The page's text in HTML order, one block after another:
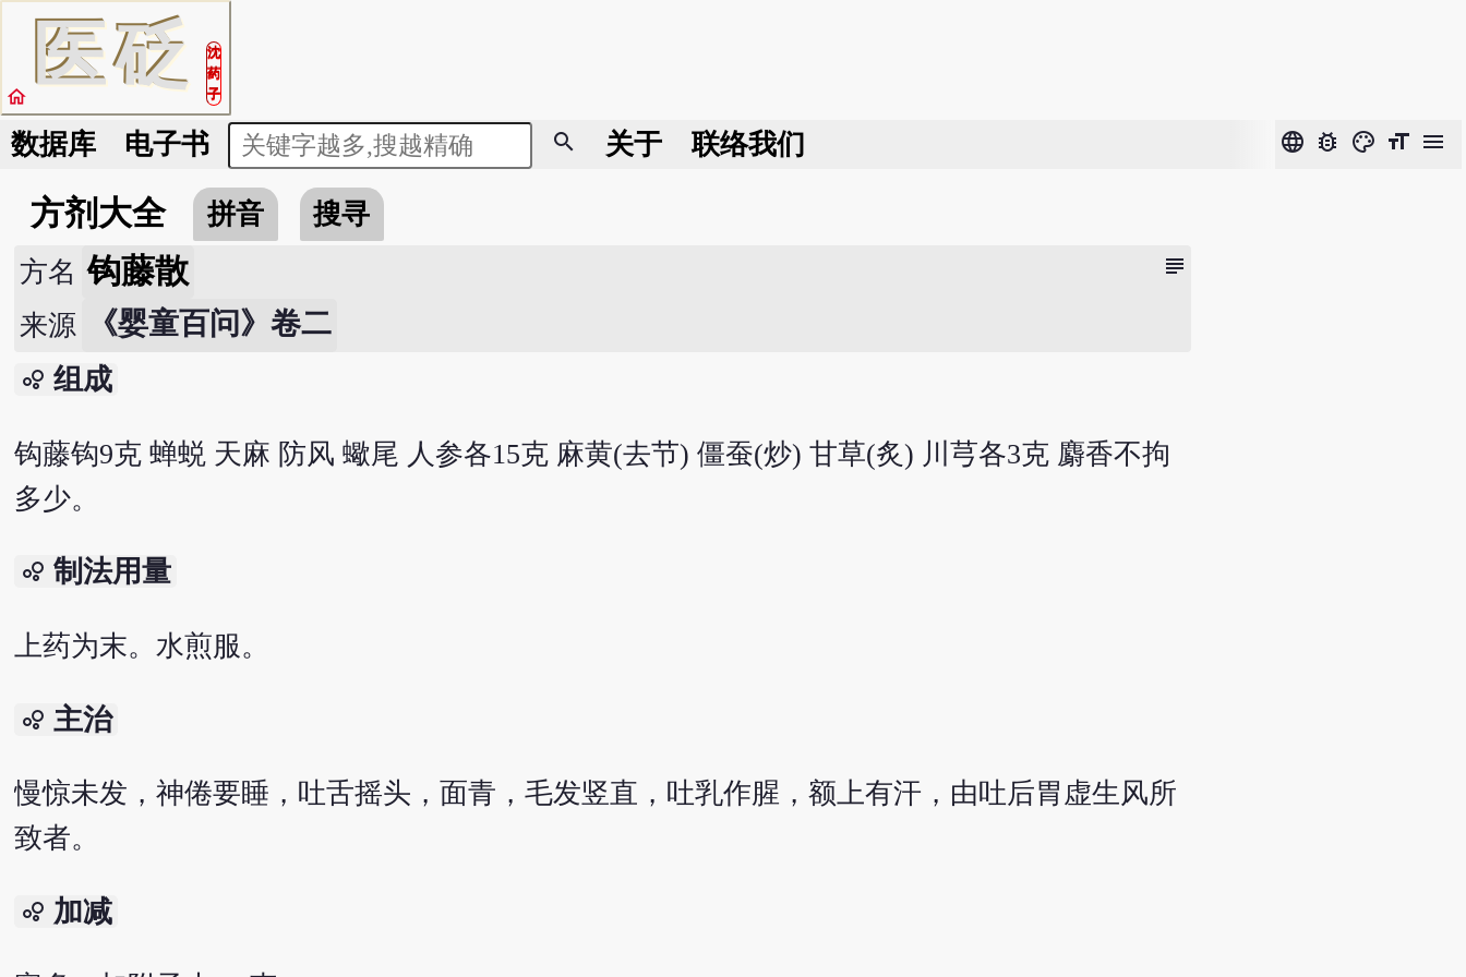
医砭
沈
药
子
home
数据库 电子书 search 关于 联络我们 language bug_report color_lens format_size menu
方剂大全 拼音 搜寻
subject
方名 钩藤散
来源 《婴童百问》卷二
bubble_chart 组成
钩藤钩9克 蝉蜕 天麻 防风 蠍尾 人参各15克 麻黄(去节) 僵蚕(炒) 甘草(炙) 川芎各3克 麝香不拘
多少。
bubble_chart 制法用量
上药为末。水煎服。
bubble_chart 主治
慢惊未发，神倦要睡，吐舌摇头，面青，毛发竖直，吐乳作腥，额上有汗，由吐后胃虚生风所
致者。
bubble_chart 加减